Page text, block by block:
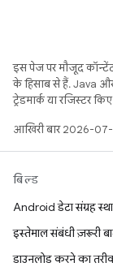
इस पेज पर मौजूद
के हिसाब से हैं. Java
ट्रेडमार्क या रजिस्टर
आखिरी बार 2026-
बिल्ड
Android डेटा संग्रह
इस्तेमाल संबंधी ज़रूरी
डाउनलोड करने का